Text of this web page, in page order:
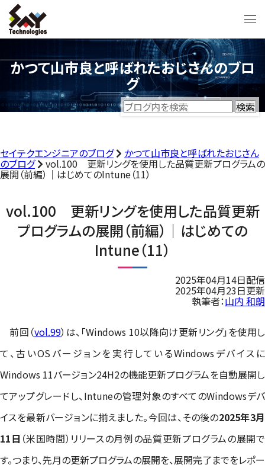
かつて山市良と呼ばれたおじさんのブロ
グ
セイテクエンジニアのブログ かつて山市良と呼ばれたおじさん
のブログ vol.100 更新リングを使用した品質更新プログラムの
展開（前編）｜はじめてのIntune（11）
vol.100 更新リングを使用した品質更新
プログラムの展開（前編）｜はじめての
Intune（11）
2025年04月14日配信
2025年04月23日更新
執筆者：山内 和朗
前回（vol.99）は、「Windows 10以降向け更新リング」を使用し
て、古いOSバージョンを実行しているWindowsデバイスに
Windows 11バージョン24H2の機能更新プログラムを自動展開し
てアップグレードし、Intuneの管理対象のすべてのWindowsデバ
イスを最新バージョンに揃えました。今回は、その後の2025年3月
11日 （米国時間）リリースの月例の品質更新プログラムの展開で
す。つまり、先月の更新プログラムの展開を、展開完了までをレポー